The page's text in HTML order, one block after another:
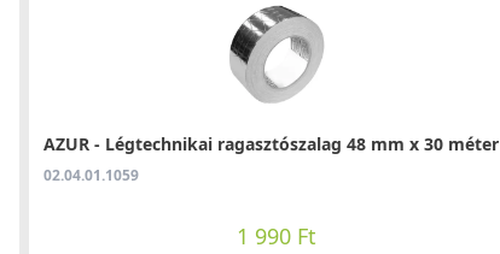
AZUR - Légtechnikai ragasztószalag 48 mm x 30 méter
02.04.01.1059
1 990 Ft